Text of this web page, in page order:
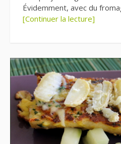
Évidemment, avec du
[Continuer la lecture]